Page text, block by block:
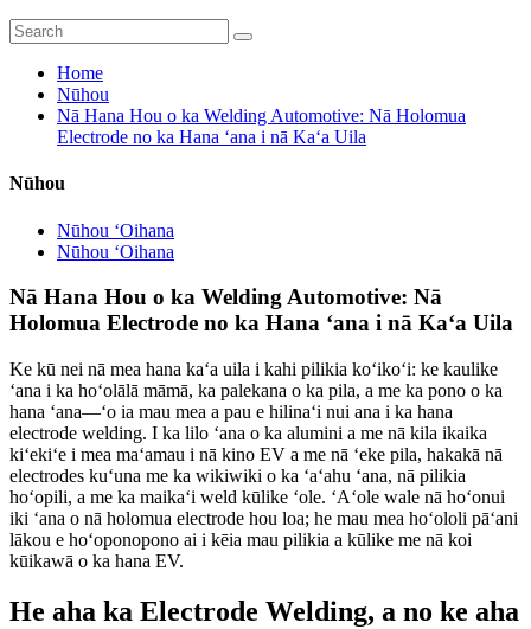
Home
Nūhou
Nā Hana Hou o ka Welding Automotive: Nā Holomua
Electrode no ka Hana ʻana i nā Kaʻa Uila
Nūhou
Nūhou ʻOihana
Nūhou ʻOihana
Nā Hana Hou o ka Welding Automotive: Nā
Holomua Electrode no ka Hana ʻana i nā Kaʻa Uila
Ke kū nei nā mea hana kaʻa uila i kahi pilikia koʻikoʻi: ke kaulike
ʻana i ka hoʻolālā māmā, ka palekana o ka pila, a me ka pono o ka
hana ʻana—ʻo ia mau mea a pau e hilinaʻi nui ana i ka hana
electrode welding. I ka lilo ʻana o ka alumini a me nā kila ikaika
kiʻekiʻe i mea maʻamau i nā kino EV a me nā ʻeke pila, hakakā nā
electrodes kuʻuna me ka wikiwiki o ka ʻaʻahu ʻana, nā pilikia
hoʻopili, a me ka maikaʻi weld kūlike ʻole. ʻAʻole wale nā ​​​​hoʻonui
iki ʻana o nā holomua electrode hou loa; he mau mea hoʻololi pāʻani
lākou e hoʻoponopono ai i kēia mau pilikia a kūlike me nā koi
kūikawā o ka hana EV.
He aha ka Electrode Welding, a no ke aha